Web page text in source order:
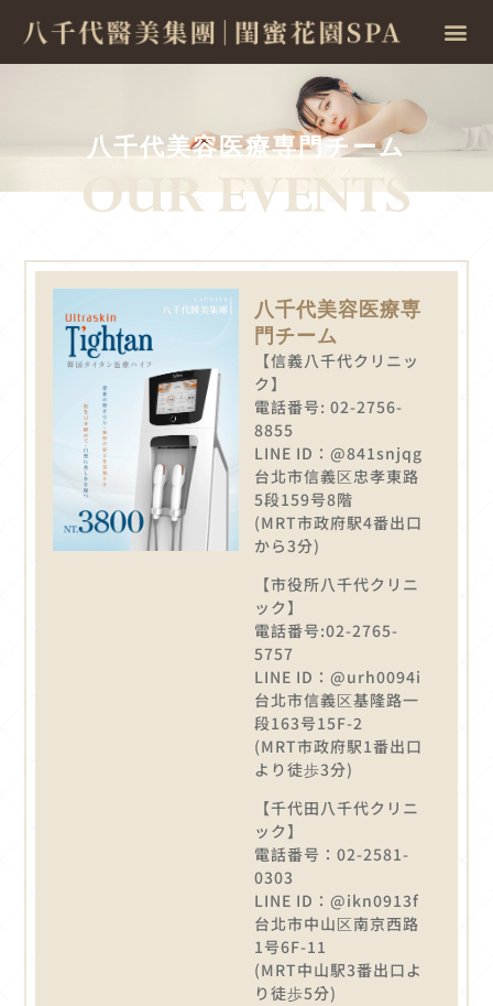
八千代美容医療専門チーム
八千代美容医療専
門チーム
【信義八千代クリニッ
ク】
電話番号: 02-2756-
8855
LINE ID：@841snjqg
台北市信義区忠孝東路
5段159号8階
(MRT市政府駅4番出口
から3分)
【市役所八千代クリニ
ック】
電話番号:02-2765-
5757
LINE ID：@urh0094i
台北市信義区基隆路一
段163号15F-2
(MRT市政府駅1番出口
より徒歩3分)
【千代田八千代クリニ
ック】
電話番号：02-2581-
0303
LINE ID：@ikn0913f
台北市中山区南京西路
1号6F-11
(MRT中山駅3番出口よ
り徒歩5分)